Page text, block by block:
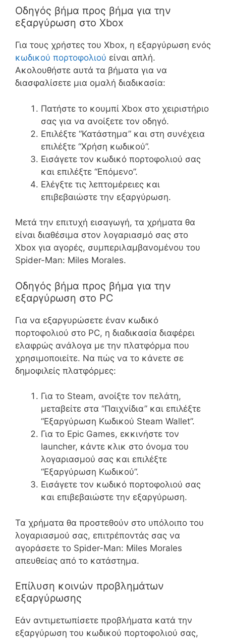
Οδηγός βήμα προς βήμα για την
εξαργύρωση στο Xbox
Για τους χρήστες του Xbox, η εξαργύρωση ενός
κωδικού πορτοφολιού είναι απλή.
Ακολουθήστε αυτά τα βήματα για να
διασφαλίσετε μια ομαλή διαδικασία:
Πατήστε το κουμπί Xbox στο χειριστήριο
σας για να ανοίξετε τον οδηγό.
Επιλέξτε “Κατάστημα” και στη συνέχεια
επιλέξτε “Χρήση κωδικού”.
Εισάγετε τον κωδικό πορτοφολιού σας
και επιλέξτε “Επόμενο”.
Ελέγξτε τις λεπτομέρειες και
επιβεβαιώστε την εξαργύρωση.
Μετά την επιτυχή εισαγωγή, τα χρήματα θα
είναι διαθέσιμα στον λογαριασμό σας στο
Xbox για αγορές, συμπεριλαμβανομένου του
Spider-Man: Miles Morales.
Οδηγός βήμα προς βήμα για την
εξαργύρωση στο PC
Για να εξαργυρώσετε έναν κωδικό
πορτοφολιού στο PC, η διαδικασία διαφέρει
ελαφρώς ανάλογα με την πλατφόρμα που
χρησιμοποιείτε. Να πώς να το κάνετε σε
δημοφιλείς πλατφόρμες:
Για το Steam, ανοίξτε τον πελάτη,
μεταβείτε στα “Παιχνίδια” και επιλέξτε
“Εξαργύρωση Κωδικού Steam Wallet”.
Για το Epic Games, εκκινήστε τον
launcher, κάντε κλικ στο όνομα του
λογαριασμού σας και επιλέξτε
“Εξαργύρωση Κωδικού”.
Εισάγετε τον κωδικό πορτοφολιού σας
και επιβεβαιώστε την εξαργύρωση.
Τα χρήματα θα προστεθούν στο υπόλοιπο του
λογαριασμού σας, επιτρέποντάς σας να
αγοράσετε το Spider-Man: Miles Morales
απευθείας από το κατάστημα.
Επίλυση κοινών προβλημάτων
εξαργύρωσης
Εάν αντιμετωπίσετε προβλήματα κατά την
εξαργύρωση του κωδικού πορτοφολιού σας,